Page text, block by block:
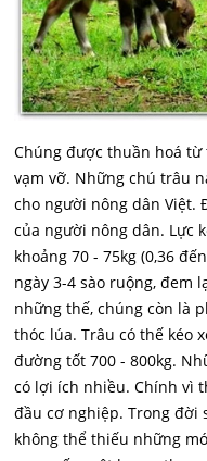
Chúng được thuần hoá
vạm vỡ. Những chú trâu
cho người nông dân Việt.
của người nông dân. Lực
khoảng 70 - 75kg (0,36
ngày 3-4 sào ruộng, đem
những thế, chúng còn là
thóc lúa. Trâu có thế kéo
đường tốt 700 - 800kg.
có lợi ích nhiều. Chính vì
đầu cơ nghiệp. Trong đời
không thể thiếu những